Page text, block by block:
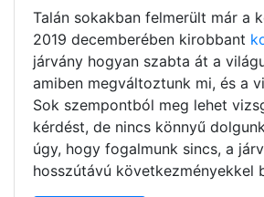
Talán sokakban felmerült már a
2019 decemberében kirobbant
járvány hogyan szabta át a
amiben megváltoztunk mi, és a
Sok szempontból meg lehet
kérdést, de nincs könnyű
úgy, hogy fogalmunk sincs, a
hosszútávú következményekkel